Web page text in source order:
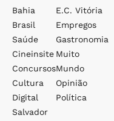
Bahia
Brasil
Saúde
Cineinsite
Concursos
Cultura
Digital
Salvador
E.c. Vitória
Empregos
Gastronomia
Muito
Mundo
Opinião
Política